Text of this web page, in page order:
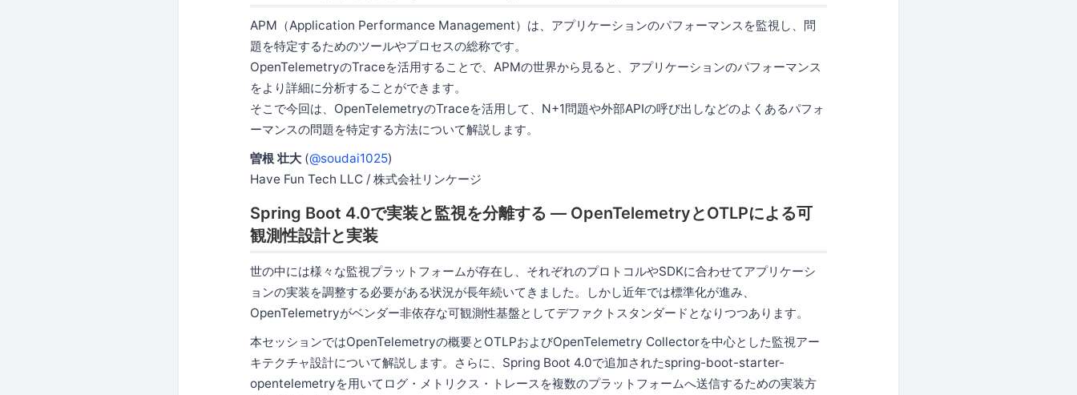
APM（Application Performance Management）は、アプリケーションのパフォーマンスを監視し、問
題を特定するためのツールやプロセスの総称です。
OpenTelemetryのTraceを活用することで、APMの世界から見ると、アプリケーションのパフォーマンス
をより詳細に分析することができます。
そこで今回は、OpenTelemetryのTraceを活用して、N+1問題や外部APIの呼び出しなどのよくあるパフォ
ーマンスの問題を特定する方法について解説します。
曽根 壮大 (@soudai1025)
Have Fun Tech LLC / 株式会社リンケージ
Spring Boot 4.0で実装と監視を分離する — OpenTelemetryとOTLPによる可
観測性設計と実装
世の中には様々な監視プラットフォームが存在し、それぞれのプロトコルやSDKに合わせてアプリケーシ
ョンの実装を調整する必要がある状況が長年続いてきました。しかし近年では標準化が進み、
OpenTelemetryがベンダー非依存な可観測性基盤としてデファクトスタンダードとなりつつあります。
本セッションではOpenTelemetryの概要とOTLPおよびOpenTelemetry Collectorを中心とした監視アー
キテクチャ設計について解説します。さらに、Spring Boot 4.0で追加されたspring-boot-starter-
opentelemetryを用いてログ・メトリクス・トレースを複数のプラットフォームへ送信するための実装方